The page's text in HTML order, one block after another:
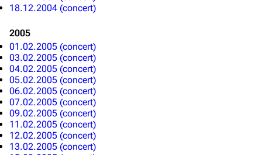
18.12.2004 (concert)
2005
01.02.2005 (concert)
03.02.2005 (concert)
04.02.2005 (concert)
05.02.2005 (concert)
06.02.2005 (concert)
07.02.2005 (concert)
09.02.2005 (concert)
11.02.2005 (concert)
12.02.2005 (concert)
13.02.2005 (concert)